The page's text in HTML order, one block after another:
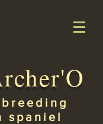
spaniel